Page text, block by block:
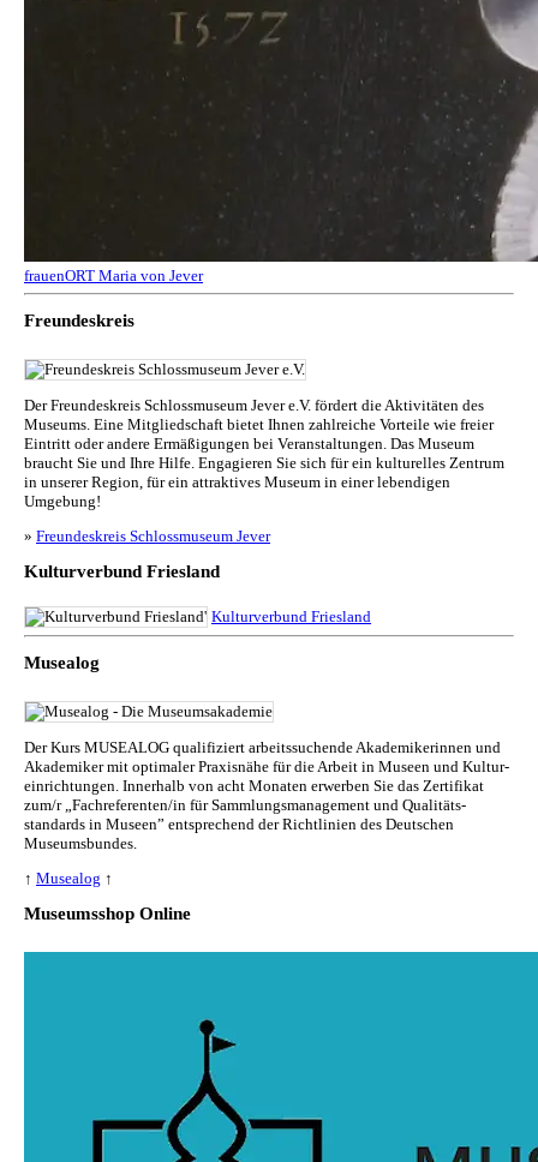
frauenORT Maria von Jever
Freundeskreis
Der Freundeskreis Schlossmuseum Jever e.V. fördert die Aktivitäten des
Museums. Eine Mitgliedschaft bietet Ihnen zahlreiche Vorteile wie freier
Eintritt oder andere Ermäßigungen bei Veranstaltungen. Das Museum
braucht Sie und Ihre Hilfe. Engagieren Sie sich für ein kulturelles Zentrum
in unserer Region, für ein attraktives Museum in einer lebendigen
Umgebung!
» Freundeskreis Schlossmuseum Jever
Kulturverbund Friesland
Kulturverbund Friesland
Musealog
Der Kurs MUSEALOG qualifiziert arbeitssuchende Akademikerinnen und
Akademiker mit optimaler Praxisnähe für die Arbeit in Museen und Kul­tur­
ein­rich­tun­gen. Innerhalb von acht Monaten erwerben Sie das Zertifikat
zum/r „Fachreferenten/in für Sammlungs­management und Qualitäts­
standards in Museen” entsprechend der Richtlinien des Deutschen
Museumsbundes.
↑ Musealog ↑
Museumsshop Online